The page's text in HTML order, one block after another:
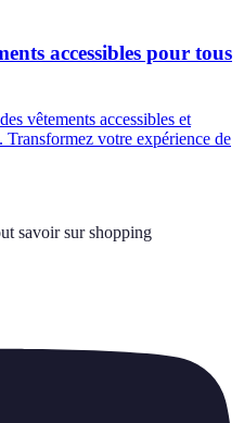
accessibles pour tous
vêtements accessibles et
Transformez votre expérience de
savoir sur shopping